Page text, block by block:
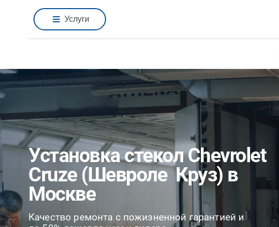
Услуги
Установка стекол Chevrolet
Cruze (Шевроле Круз) в
Москве
Качество ремонта с пожизненной гарантией и